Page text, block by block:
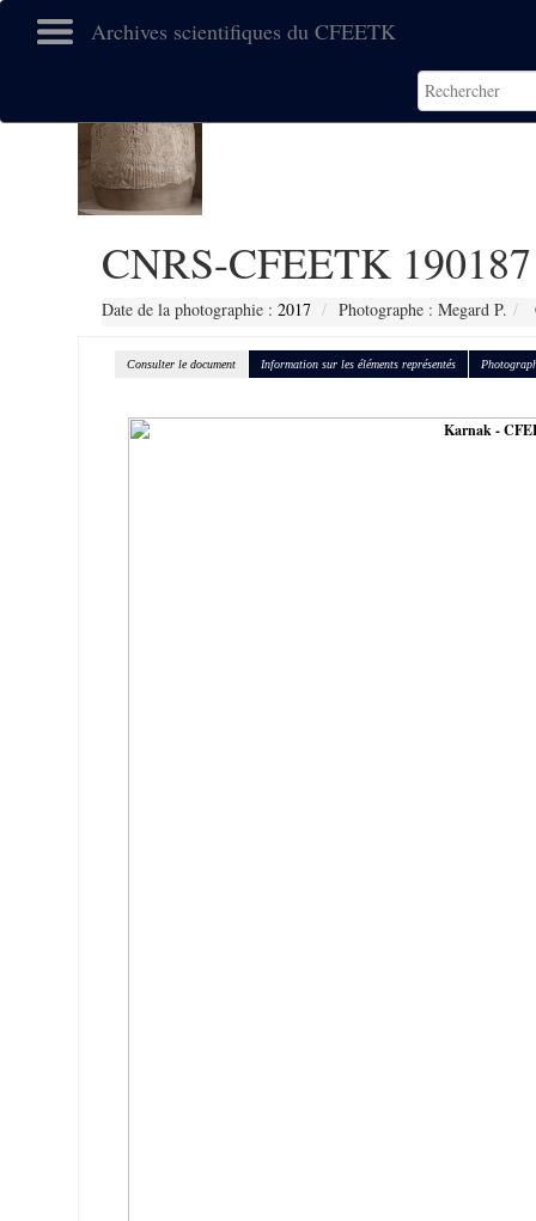
Archives scientifiques du CFEETK
CNRS-CFEETK 190187
Date de la photographie : 2017 Photographe : Megard P.
Consulter le document Information sur les éléments représentés